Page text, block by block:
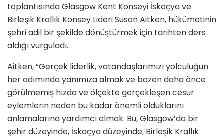
toplantısında Glasgow Kent Konseyi İskoçya ve
Birleşik Krallık Konsey Lideri Susan Aitken, hükümetinin
şehri adil bir şekilde dönüştürmek için tarihten ders
aldığı vurguladı.
Aitken, “Gerçek liderlik, vatandaşlarımızı yolculuğun
her adımında yanımıza almak ve bazen daha önce
görülmemiş hızda ve ölçekte gerçekleşen cesur
eylemlerin neden bu kadar önemli olduklarını
anlamalarına yardımcı olmak. Bu, Glasgow’da bir
şehir düzeyinde, İskoçya düzeyinde, Birleşik Krallık